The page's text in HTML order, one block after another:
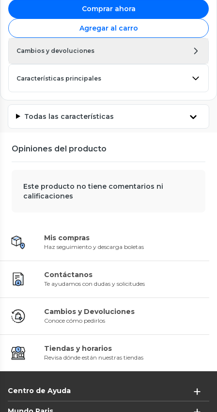
Comprar ahora
Agregar al carro
Cambios y devoluciones
Características principales
Todas las características
Opiniones del producto
Este producto no tiene comentarios ni
calificaciones
Mis compras
Haz seguimiento y descarga boletas
Contáctanos
Te ayudamos con dudas y solicitudes
Cambios y Devoluciones
Conoce cómo pedirlos
Tiendas y horarios
Revisa dónde están nuestras tiendas
Centro de Ayuda